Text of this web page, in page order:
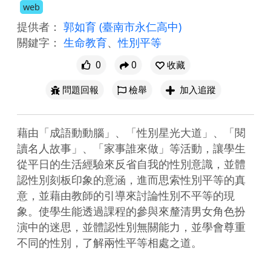
web
提供者： 郭如育 (臺南市永仁高中)
關鍵字： 生命教育、性別平等
0 0
收藏
問題回報
檢舉 加入追蹤
藉由「成語動動腦」、「性別星光大道」、「閱
讀名人故事」、「家事誰來做」等活動，讓學生
從平日的生活經驗來反省自我的性別意識，並體
認性別刻板印象的意涵，進而思索性別平等的真
意，並藉由教師的引導來討論性別不平等的現
象。使學生能透過課程的參與來釐清男女角色扮
演中的迷思，並體認性別無關能力，並學會尊重
不同的性別，了解兩性平等相處之道。